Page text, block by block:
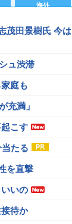
海外
茂田景樹氏 今は
ュ渋滞
庭も
充満」
こす
たる
を直撃
いの
待か